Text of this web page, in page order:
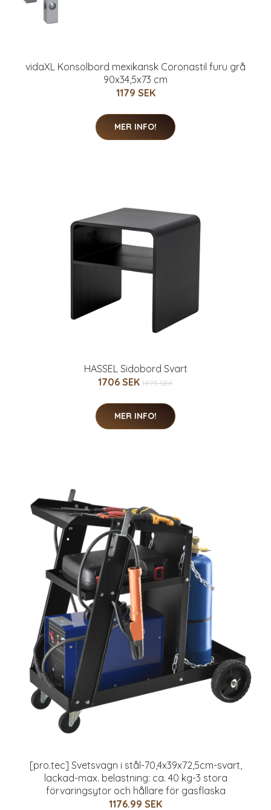
vidaXL Konsolbord mexikansk Coronastil furu grå
90x34,5x73 cm
1179 SEK
MER INFO!
HASSEL Sidobord Svart
1706 SEK 1895 SEK
MER INFO!
[pro.tec] Svetsvagn i stål-70,4x39x72,5cm-svart,
lackad-max. belastning: ca. 40 kg-3 stora
förvaringsytor och hållare för gasflaska
1176.99 SEK